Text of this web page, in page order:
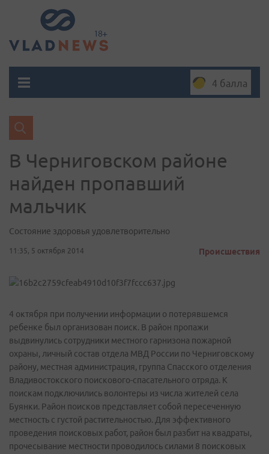
4 балла
В Черниговском районе
найден пропавший
мальчик
Состояние здоровья удовлетворительно
11:35, 5 октября 2014 Происшествия
4 октября при получении информации о потерявшемся
ребенке был организован поиск. В район пропажи
выдвинулись сотрудники местного гарнизона пожарной
охраны, личный состав отдела МВД России по Черниговскому
району, местная администрация, группа Спасского отделения
Владивостокского поискового-спасательного отряда. К
поискам подключились волонтеры из числа жителей села
Буянки. Район поисков представляет собой пересеченную
местность с густой растительностью. Для эффективного
проведения поисковых работ, район был разбит на квадраты,
прочесывание местности проводилось силами 8 поисковых